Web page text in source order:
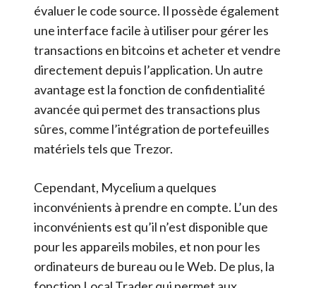
évaluer le code source. Il possède également
une interface facile à utiliser pour gérer les
transactions en bitcoins et acheter et vendre
directement depuis l’application. Un autre
avantage est la fonction de confidentialité
avancée qui permet des transactions plus
sûres, comme l’intégration de portefeuilles
matériels tels que Trezor.
Cependant, Mycelium a quelques
inconvénients à prendre en compte. L’un des
inconvénients est qu’il n’est disponible que
pour les appareils mobiles, et non pour les
ordinateurs de bureau ou le Web. De plus, la